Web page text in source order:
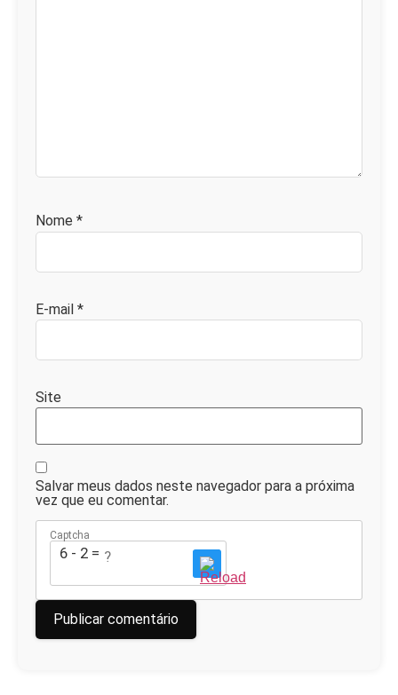
Nome *
E-mail *
Site
Salvar meus dados neste navegador para a próxima
vez que eu comentar.
Captcha
6 - 2 = ?